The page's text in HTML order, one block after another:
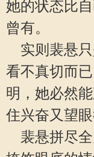
她的状态比
曾有。
实则裴悬只
看不真切而
明，她必然
住兴奋又望眼
裴悬拼尽全